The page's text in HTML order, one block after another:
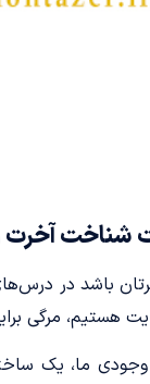
شناخت آخرت
باشد در
هستیم، مرگی
ما، یک